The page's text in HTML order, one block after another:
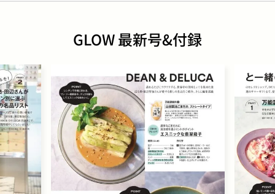
GLOW 最新号&付録